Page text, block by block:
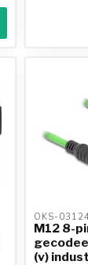
OKS-03124
M12 8-
(v)